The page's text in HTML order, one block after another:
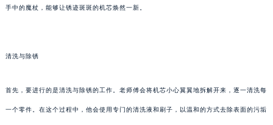
手中的魔杖，能够让锈迹斑斑的机芯焕然一新。
清洗与除锈
首先，要进行的是清洗与除锈的工作。老师傅会将机芯小心翼翼地拆解开来，逐一清洗每
一个零件。在这个过程中，他会使用专门的清洗液和刷子，以温和的方式去除表面的污垢